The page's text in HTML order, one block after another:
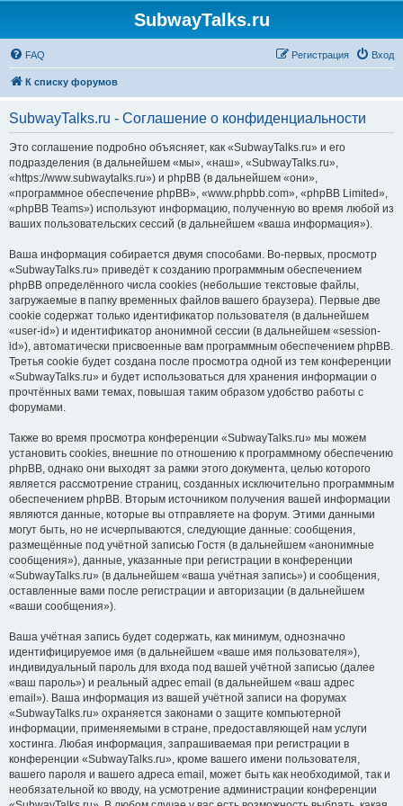
SubwayTalks.ru
FAQ Вход
Регистрация
К списку форумов
SubwayTalks.ru - Соглашение о конфиденциальности
Это соглашение подробно объясняет, как «SubwayTalks.ru» и его
подразделения (в дальнейшем «мы», «наш», «SubwayTalks.ru»,
«https://www.subwaytalks.ru») и phpBB (в дальнейшем «они»,
«программное обеспечение phpBB», «www.phpbb.com», «phpBB Limited»,
«phpBB Teams») используют информацию, полученную во время любой из
ваших пользовательских сессий (в дальнейшем «ваша информация»).
Ваша информация собирается двумя способами. Во-первых, просмотр
«SubwayTalks.ru» приведёт к созданию программным обеспечением
phpBB определённого числа cookies (небольшие текстовые файлы,
загружаемые в папку временных файлов вашего браузера). Первые две
cookie содержат только идентификатор пользователя (в дальнейшем
«user-id») и идентификатор анонимной сессии (в дальнейшем «session-
id»), автоматически присвоенные вам программным обеспечением phpBB.
Третья cookie будет создана после просмотра одной из тем конференции
«SubwayTalks.ru» и будет использоваться для хранения информации о
прочтённых вами темах, повышая таким образом удобство работы с
форумами.
Также во время просмотра конференции «SubwayTalks.ru» мы можем
установить cookies, внешние по отношению к программному обеспечению
phpBB, однако они выходят за рамки этого документа, целью которого
является рассмотрение страниц, созданных исключительно программным
обеспечением phpBB. Вторым источником получения вашей информации
являются данные, которые вы отправляете на форум. Этими данными
могут быть, но не исчерпываются, следующие данные: сообщения,
размещённые под учётной записью Гостя (в дальнейшем «анонимные
сообщения»), данные, указанные при регистрации в конференции
«SubwayTalks.ru» (в дальнейшем «ваша учётная запись») и сообщения,
оставленные вами после регистрации и авторизации (в дальнейшем
«ваши сообщения»).
Ваша учётная запись будет содержать, как минимум, однозначно
идентифицируемое имя (в дальнейшем «ваше имя пользователя»),
индивидуальный пароль для входа под вашей учётной записью (далее
«ваш пароль») и реальный адрес email (в дальнейшем «ваш адрес
email»). Ваша информация из вашей учётной записи на форумах
«SubwayTalks.ru» охраняется законами о защите компьютерной
информации, применяемыми в стране, предоставляющей нам услуги
хостинга. Любая информация, запрашиваемая при регистрации в
конференции «SubwayTalks.ru», кроме вашего имени пользователя,
вашего пароля и вашего адреса email, может быть как необходимой, так и
необязательной ко вводу, на усмотрение администрации конференции